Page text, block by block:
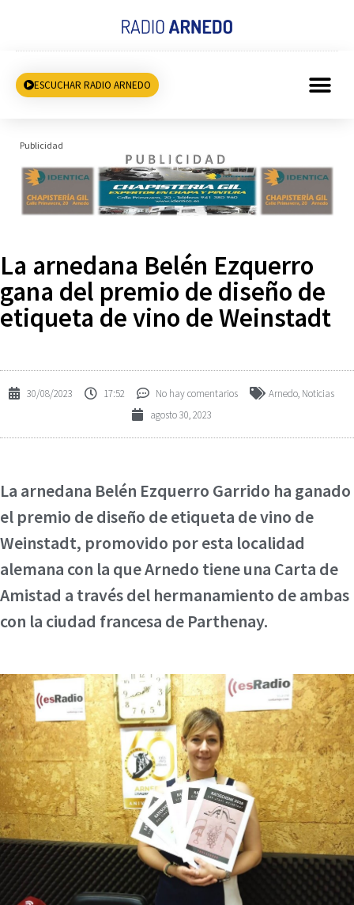
ESCUCHAR RADIO ARNEDO
Publicidad
La arnedana Belén Ezquerro
gana del premio de diseño de
etiqueta de vino de Weinstadt
30/08/2023 17:52 No hay comentarios Arnedo, Noticias
agosto 30, 2023
La arnedana Belén Ezquerro Garrido ha ganado
el premio de diseño de etiqueta de vino de
Weinstadt, promovido por esta localidad
alemana con la que Arnedo tiene una Carta de
Amistad a través del hermanamiento de ambas
con la ciudad francesa de Parthenay.